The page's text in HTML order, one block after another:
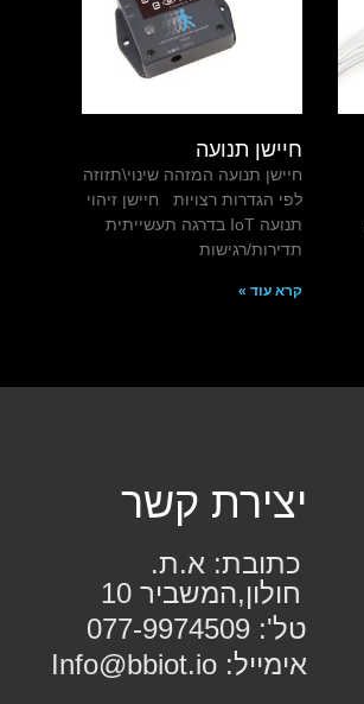
חיישן תנועה
חיישן תנועה המזהה שינוי\תזוזה
לפי הגדרות רצויות חיישן זיהוי
תנועה IoT בדרגה תעשייתית
תדירות/רגישות
קרא עוד »
יצירת קשר
כתובת: א.ת.
חולון,המשביר 10
טל': 077-9974509
אימייל: Info@bbiot.io